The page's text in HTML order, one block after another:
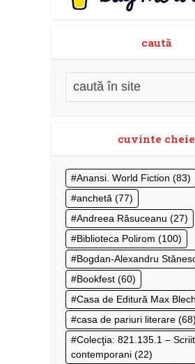
caută
cuvinte cheie
Anansi. World Fiction (83)
anchetă (77)
Andreea Răsuceanu (27)
Biblioteca Polirom (100)
Bogdan-Alexandru
Bookfest (60)
Casa de Editură Max
casa de pariuri literare (68)
Colecţia: 821.135.1 –
contemporani (22)